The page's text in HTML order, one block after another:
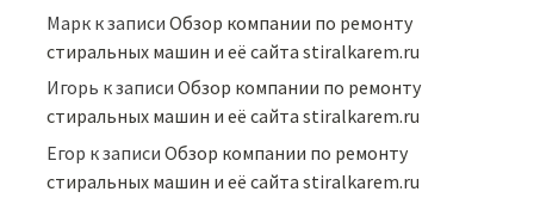
Марк к записиОбзор компании по ремонту
стиральных машин и её сайта stiralkarem.ru
Игорь к записиОбзор компании по ремонту
стиральных машин и её сайта stiralkarem.ru
Егор к записиОбзор компании по ремонту
стиральных машин и её сайта stiralkarem.ru